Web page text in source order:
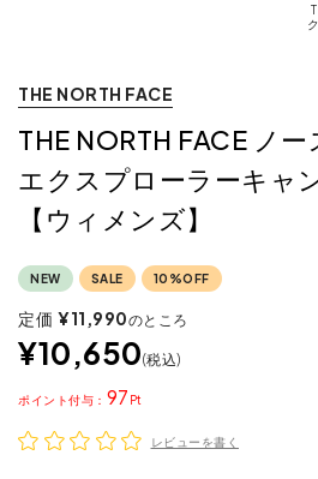
THE NORTH FACE
THE NORTH FACE ノ
エクスプローラーキャ
【ウィメンズ】
NEW SALE 10%OFF
定価 ¥11,990のところ
¥10,650 税込
97
ポイント
レビューを書く